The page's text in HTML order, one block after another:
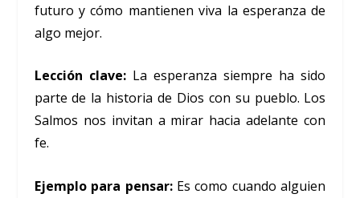
futuro y cómo mantienen viva la esperanza de
algo mejor.
Lección clave:La esperanza siempre ha sido
parte de la historia de Dios con su pueblo. Los
Salmos nos invitan a mirar hacia adelante con
fe.
Ejemplo para pensar:Es como cuando alguien